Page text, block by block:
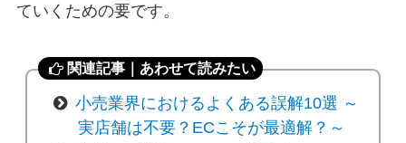
ていくための要です。
関連記事｜あわせて読みたい
小売業界におけるよくある誤解10選 ～
実店舗は不要？ECこそが最適解？～